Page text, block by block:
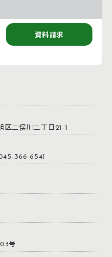
資料請求
二俣川二丁目21-1
366-6541
号